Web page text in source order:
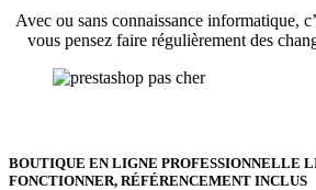
Avec ou sans connaissance informatique,
vous pensez faire régulièrement des
BOUTIQUE EN LIGNE PROFESSIONNELLE
FONCTIONNER, RÉFÉRENCEMENT INCLUS